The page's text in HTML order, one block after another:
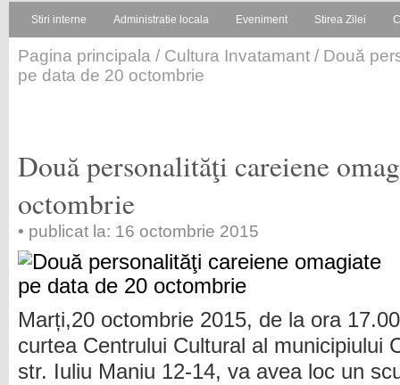
Stiri interne Administratie locala Eveniment Stirea Zilei
Pagina principala / Cultura Invatamant / Două
pe data de 20 octombrie
Două personalităţi careiene
octombrie
• publicat la: 16 octombrie 2015
Marți,20 octombrie 2015, de la ora
curtea Centrului Cultural al municipiului
str. Iuliu Maniu 12-14, va avea loc un